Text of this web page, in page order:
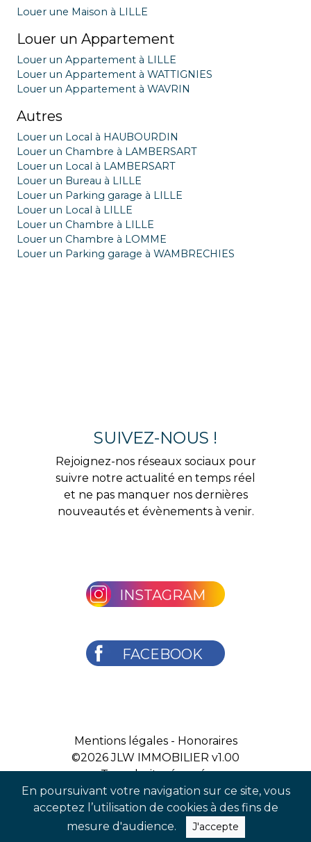
En poursuivant votre navigation sur ce site, vous
acceptez l’utilisation de cookies à des fins de
mesure d'audience.
J'accepte
Louer une Maison à LILLE
Louer un Appartement
Louer un Appartement à LILLE
Louer un Appartement à WATTIGNIES
Louer un Appartement à WAVRIN
Autres
Louer un Local à HAUBOURDIN
Louer un Chambre à LAMBERSART
Louer un Local à LAMBERSART
Louer un Bureau à LILLE
Louer un Parking garage à LILLE
Louer un Local à LILLE
Louer un Chambre à LILLE
Louer un Chambre à LOMME
Louer un Parking garage à WAMBRECHIES
SUIVEZ-NOUS !
Rejoignez-nos réseaux sociaux pour
suivre notre actualité en temps réel
et ne pas manquer nos dernières
nouveautés et évènements à venir.
INSTAGRAM
FACEBOOK
Mentions légales- Honoraires
©2026JLW IMMOBILIER v1.00
Tous droits réservés